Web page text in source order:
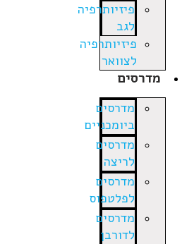
פיזיותרפיה
לגב
פיזיותרפיה
לצוואר
מדרסים
מדרסים
ביומכניים
מדרסים
לריצה
מדרסים
לפלטפוס
מדרסים
לדורבן